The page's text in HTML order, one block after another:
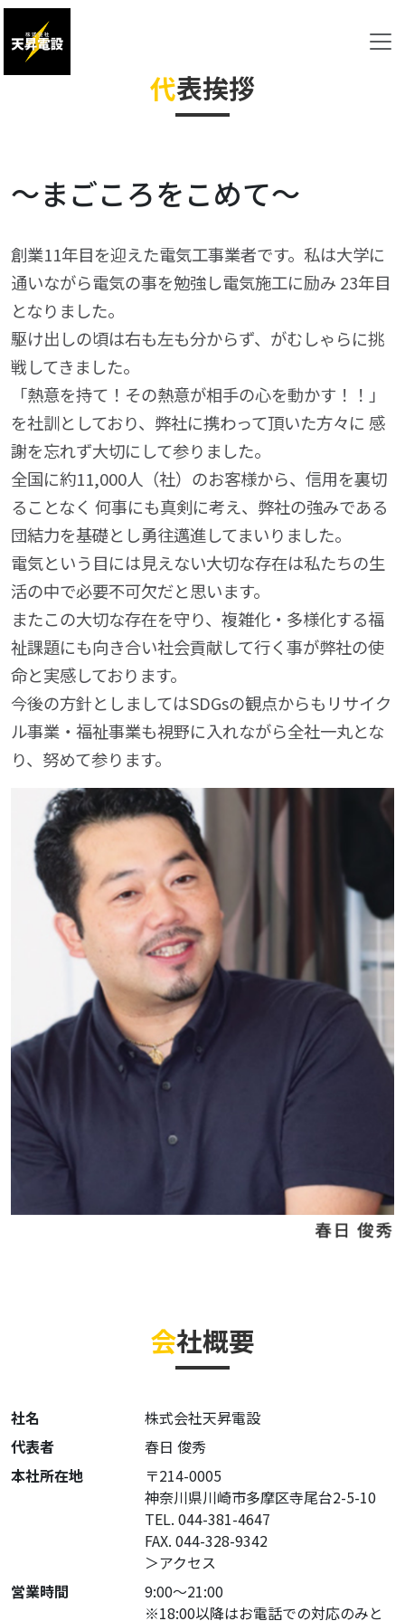
代表挨拶
～まごころをこめて～
創業11年目を迎えた電気工事業者です。私は大学に
通いながら電気の事を勉強し電気施工に励み 23年目
となりました。
駆け出しの頃は右も左も分からず、がむしゃらに挑
戦してきました。
「熱意を持て！その熱意が相手の心を動かす！！」
を社訓としており、弊社に携わって頂いた方々に 感
謝を忘れず大切にして参りました。
全国に約11,000人（社）のお客様から、信用を裏切
ることなく 何事にも真剣に考え、弊社の強みである
団結力を基礎とし勇往邁進してまいりました。
電気という目には見えない大切な存在は私たちの生
活の中で必要不可欠だと思います。
またこの大切な存在を守り、複雑化・多様化する福
祉課題にも向き合い社会貢献して行く事が弊社の使
命と実感しております。
今後の方針としましてはSDGsの観点からもリサイク
ル事業・福祉事業も視野に入れながら全社一丸とな
り、努めて参ります。
会社概要
社名
株式会社天昇電設
代表者
春日 俊秀
本社所在地
〒214-0005
神奈川県川崎市多摩区寺尾台2-5-10
TEL. 044-381-4647
FAX. 044-328-9342
＞アクセス
営業時間
9:00～21:00
※18:00以降はお電話での対応のみと